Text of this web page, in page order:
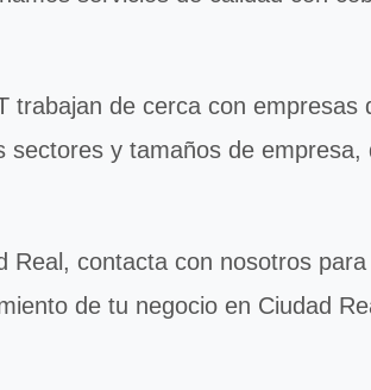
trabajan de cerca con empresas
y tamaños de
Real, contacta con nosotros
de tu negocio en Ciudad